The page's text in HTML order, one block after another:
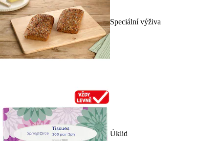
Speciální výživa
Úklid